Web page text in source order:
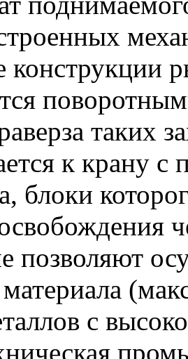
конструкции
таких
к крану
блоки
позволяют
материала
с